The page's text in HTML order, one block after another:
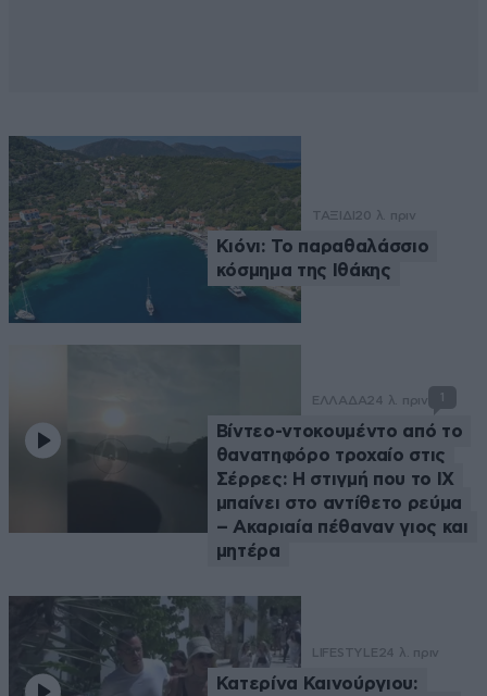
ΤΑΞΙΔΙ20 λ. πριν
Κιόνι: Το παραθαλάσσιο
κόσμημα της Ιθάκης
ΕΛΛΑΔΑ24 λ. πριν 1
Βίντεο-ντοκουμέντο από το
θανατηφόρο τροχαίο στις
Σέρρες: Η στιγμή που το ΙΧ
μπαίνει στο αντίθετο ρεύμα
– Ακαριαία πέθαναν γιος και
μητέρα
LIFESTYLE24 λ. πριν
Κατερίνα Καινούργιου: